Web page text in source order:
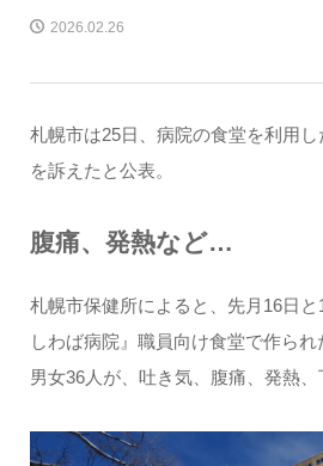
2026.02.26
札幌市は25日、病院の食堂を利用
を訴えたと公表。
腹痛、発熱など…
札幌市保健所によると、先月16日
しわば病院』職員向け食堂で作ら
男女36人が、吐き気、腹痛、発熱、